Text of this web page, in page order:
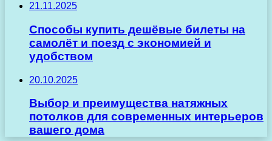
21.11.2025
Способы купить дешёвые билеты на
самолёт и поезд с экономией и
удобством
20.10.2025
Выбор и преимущества натяжных
потолков для современных интерьеров
вашего дома